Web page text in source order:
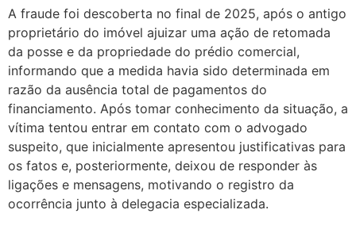
A fraude foi descoberta no final de 2025, após o antigo
proprietário do imóvel ajuizar uma ação de retomada
da posse e da propriedade do prédio comercial,
informando que a medida havia sido determinada em
razão da ausência total de pagamentos do
financiamento. Após tomar conhecimento da situação, a
vítima tentou entrar em contato com o advogado
suspeito, que inicialmente apresentou justificativas para
os fatos e, posteriormente, deixou de responder às
ligações e mensagens, motivando o registro da
ocorrência junto à delegacia especializada.